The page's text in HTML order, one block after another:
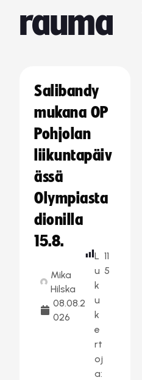
rauma
Salibandy
mukana OP
Pohjolan
liikuntapäiv
ässä
Olympiasta
dionilla
15.8.
Mika
Hilska
08.08.2
026
L
u
k
u
k
e
rt
oj
a:
11
5